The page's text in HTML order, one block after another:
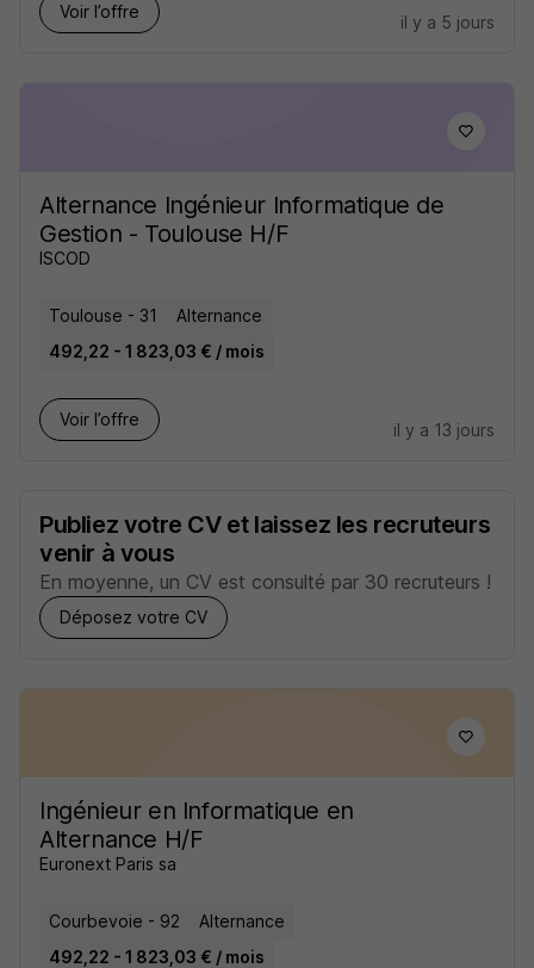
Voir l’offre
il y a 5 jours
Alternance Ingénieur Informatique de
Gestion - Toulouse H/F
ISCOD
Toulouse - 31
Alternance
492,22 - 1 823,03 € / mois
Voir l’offre
il y a 13 jours
Publiez votre CV et laissez les recruteurs
venir à vous
En moyenne, un CV est consulté par 30 recruteurs !
Déposez votre CV
Ingénieur en Informatique en
Alternance H/F
Euronext Paris sa
Courbevoie - 92
Alternance
492,22 - 1 823,03 € / mois